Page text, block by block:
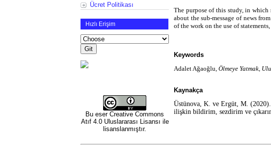
Ücret Politikası
Hızlı Erişim
Bu eser Creative Commons
Atıf 4.0 Uluslararası Lisansı ile
lisanslanmıştır.
The purpose of this study, in which
about the sub-message of news
of the work on the use of
Keywords
Adalet Ağaoğlu, Ölmeye Yatmak
Kaynakça
Üstünova, K. ve Ergüt, M. (2020).
ilişkin bildirim, sezdirim ve